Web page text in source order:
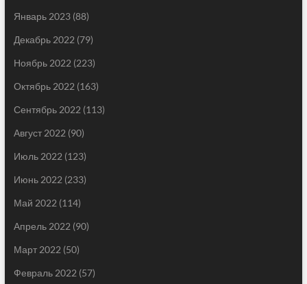
Январь 2023(88)
Декабрь 2022 (79)
Ноябрь 2022 (223)
Октябрь 2022 (163)
Сентябрь 2022 (113)
Август 2022 (90)
Июль 2022 (123)
Июнь 2022 (233)
Май 2022 (114)
Апрель 2022 (90)
Март 2022 (50)
Февраль 2022 (57)